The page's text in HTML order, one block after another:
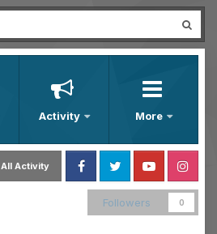
Activity More
All Activity
FacebookTwitter YoutubeInstagram
Followers 0